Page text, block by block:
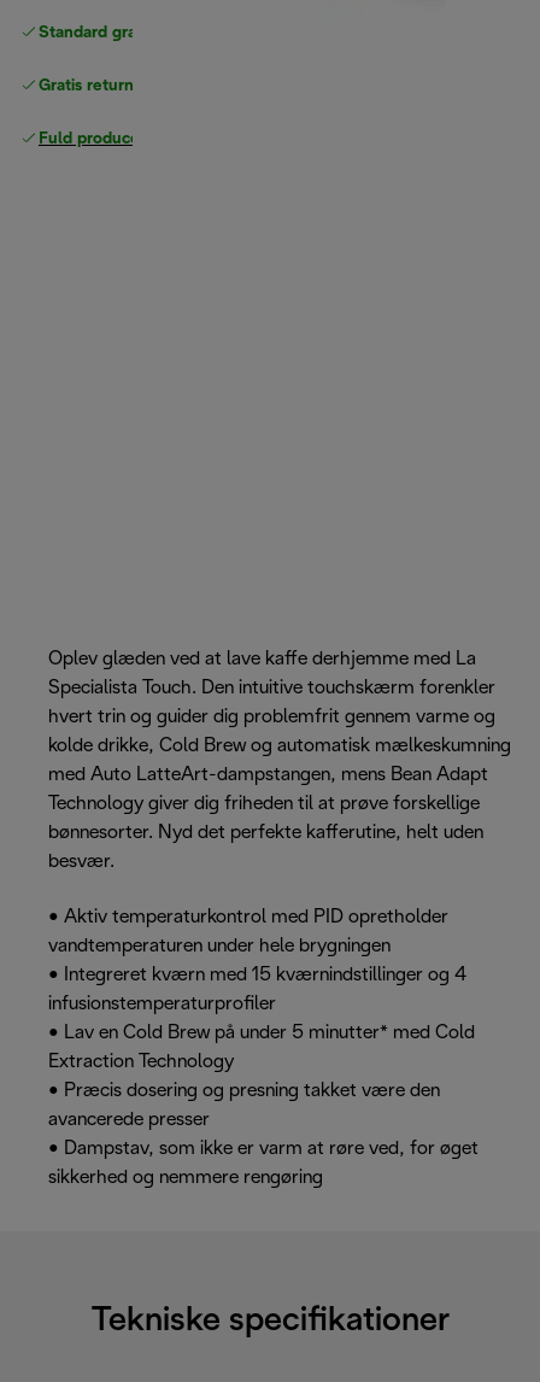
Standard gratis levering
Gratis returneringer
Fuld producentgaranti
Oplev glæden ved at lave kaffe derhjemme med La
Specialista Touch. Den intuitive touchskærm forenkler
hvert trin og guider dig problemfrit gennem varme og
kolde drikke, Cold Brew og automatisk mælkeskumning
med Auto LatteArt-dampstangen, mens Bean Adapt
Technology giver dig friheden til at prøve forskellige
bønnesorter. Nyd det perfekte kafferutine, helt uden
besvær.
• Aktiv temperaturkontrol med PID opretholder
vandtemperaturen under hele brygningen
• Integreret kværn med 15 kværnindstillinger og 4
infusionstemperaturprofiler
• Lav en Cold Brew på under 5 minutter* med Cold
Extraction Technology
• Præcis dosering og presning takket være den
avancerede presser
• Dampstav, som ikke er varm at røre ved, for øget
sikkerhed og nemmere rengøring
Tekniske specifikationer